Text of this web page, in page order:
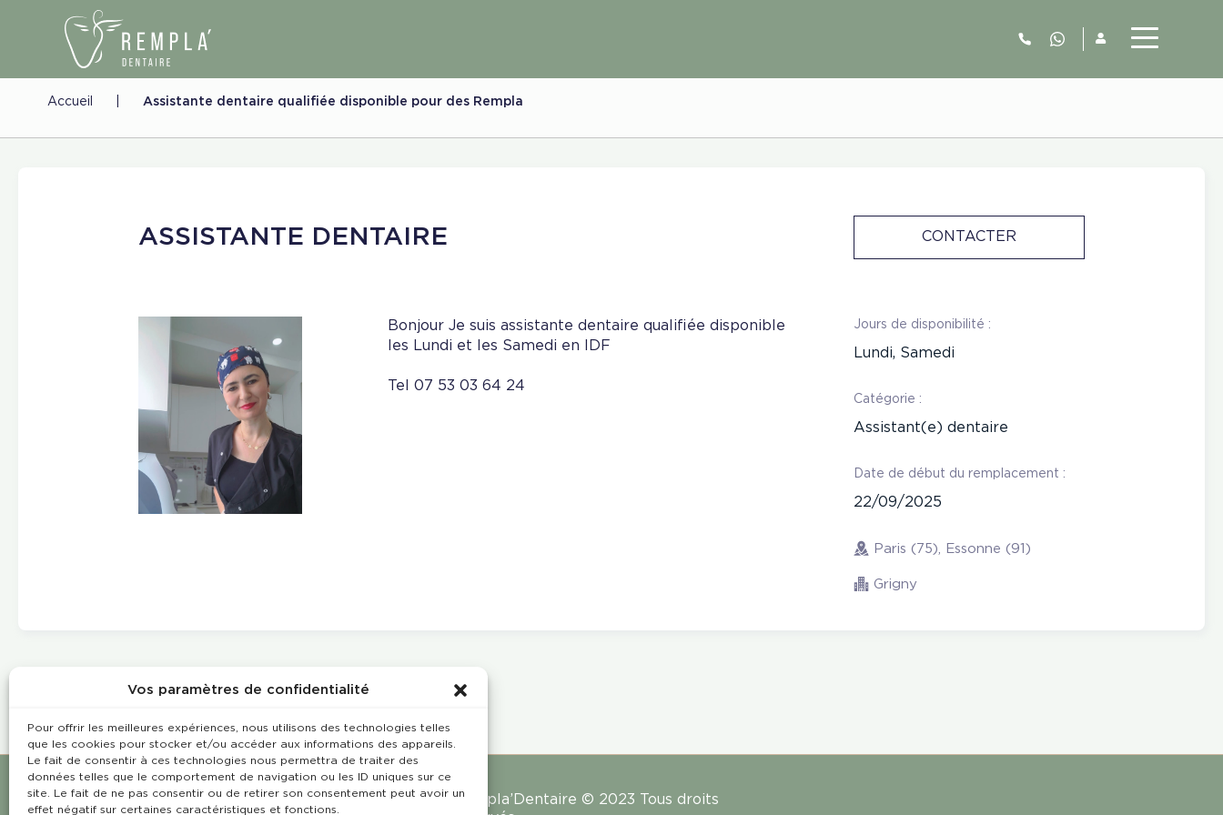
Vos paramètres de confidentialité
Pour offrir les meilleures expériences, nous utilisons des technologies telles
que les cookies pour stocker et/ou accéder aux informations des appareils.
Le fait de consentir à ces technologies nous permettra de traiter des
données telles que le comportement de navigation ou les ID uniques sur ce
site. Le fait de ne pas consentir ou de retirer son consentement peut avoir un
effet négatif sur certaines caractéristiques et fonctions.
06.52.63.77.73
Accueil Assistante dentaire qualifiée disponible pour des Rempla
ASSISTANTE DENTAIRE CONTACTER
Bonjour Je suis assistante dentaire qualifiée disponible
les Lundi et les Samedi en IDF
Tel 07 53 03 64 24
Jours de disponibilité :
Lundi, Samedi
Catégorie :
Assistant(e) dentaire
Date de début du remplacement :
22/09/2025
Paris (75), Essonne (91)
Grigny
Rempla’Dentaire © 2023 Tous droits